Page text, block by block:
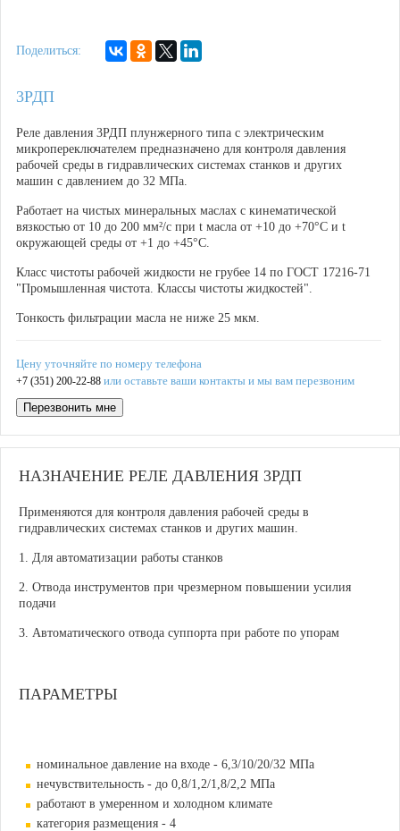
Поделиться:
3РДП
Реле давления 3РДП плунжерного типа с электрическим
микропереключателем предназначено для контроля давления
рабочей среды в гидравлических системах станков и других
машин с давлением до 32 МПа.
Работает на чистых минеральных маслах с кинематической
вязкостью от 10 до 200 мм²/с при t масла от +10 до +70°С и t
окружающей среды от +1 до +45°С.
Класс чистоты рабочей жидкости не грубее 14 по ГОСТ 17216-71
"Промышленная чистота. Классы чистоты жидкостей".
Тонкость фильтрации масла не ниже 25 мкм.
Цену уточняйте по номеру телефона
+7 (351) 200-22-88 или оставьте ваши контакты и мы вам перезвоним
Перезвонить мне
НАЗНАЧЕНИЕ РЕЛЕ ДАВЛЕНИЯ 3РДП
Применяются для контроля давления рабочей среды в
гидравлических системах станков и других машин.
1. Для автоматизации работы станков
2. Отвода инструментов при чрезмерном повышении усилия
подачи
3. Автоматического отвода суппорта при работе по упорам
ПАРАМЕТРЫ
номинальное давление на входе - 6,3/10/20/32 МПа
нечувствительность - до 0,8/1,2/1,8/2,2 МПа
работают в умеренном и холодном климате
категория размещения - 4